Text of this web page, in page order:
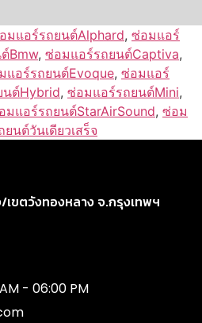
มแอร์รถยนต์Alphard, ซ่อมแอร์
Bmw, ซ่อมแอร์รถยนต์Captiva,
แอร์รถยนต์Evoque, ซ่อมแอร์
ต์Hybrid, ซ่อมแอร์รถยนต์Mini,
มแอร์รถยนต์StarAirSound, ซ่อม
นต์วันเดียวเสร็จ
เขตวังทองหลาง จ.กรุงเทพฯ
- 06:00 PM